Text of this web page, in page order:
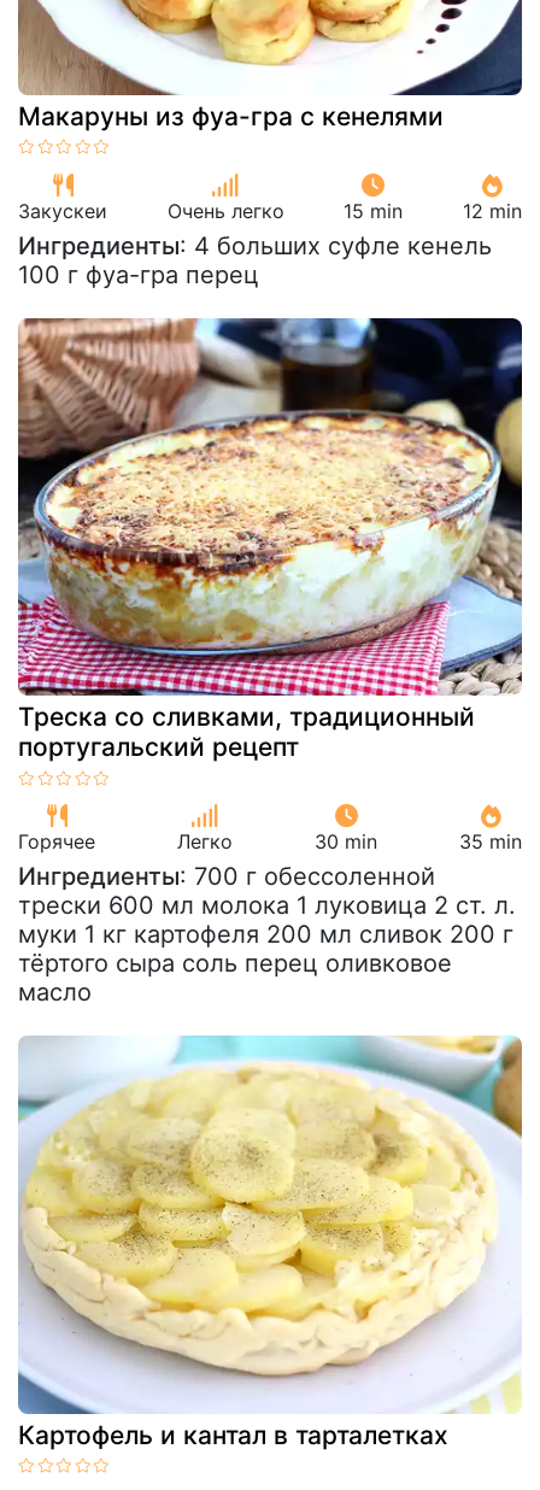
Макаруны из фуа-гра с кенелями
Закускeи Очень легко 15 min 12 min
Ингредиенты: 4 больших суфле кенель
100 г фуа-гра перец
Треска со сливками, традиционный
португальский рецепт
Горячее Легко 30 min 35 min
Ингредиенты: 700 г обессоленной
трески 600 мл молока 1 луковица 2 ст. л.
муки 1 кг картофеля 200 мл сливок 200 г
тёртого сыра соль перец оливковое
масло
Картофель и кантал в тарталетках